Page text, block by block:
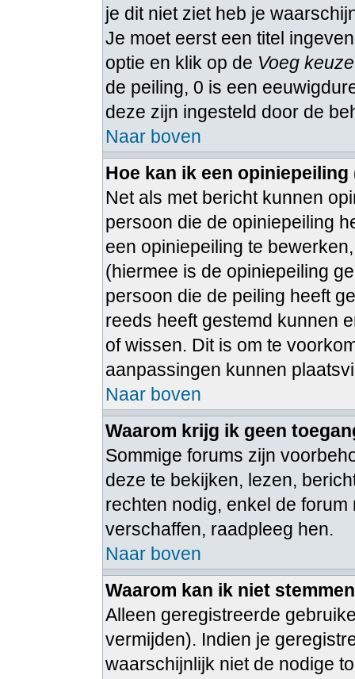
je dit niet ziet heb je
Je moet eerst een titel
optie en klik op de Voeg
de peiling, 0 is een
deze zijn ingesteld door de
Naar boven
Hoe kan ik een
Net als met bericht kunnen
persoon die de opiniepeiling
een opiniepeiling te
(hiermee is de opiniepeiling
persoon die de peiling heeft
reeds heeft gestemd kunnen
of wissen. Dit is om te
aanpassingen kunnen
Naar boven
Waarom krijg ik geen
Sommige forums zijn
deze te bekijken, lezen,
rechten nodig, enkel de
verschaffen, raadpleeg hen.
Naar boven
Waarom kan ik niet
Alleen geregistreerde
vermijden). Indien je
waarschijnlijk niet de nodige